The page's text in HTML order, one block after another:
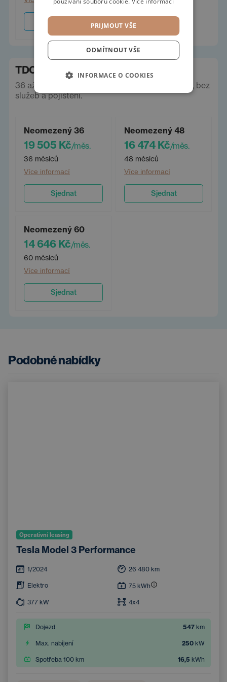
TDC operák
36 až 60 měsíců, neomezeně km. Ceny vč. DPH, bez
služeb a pojištění.
Neomezený 36
19 505 Kč/měs.
36 měsíců
Více informací
Sjednat
Neomezený 48
16 474 Kč/měs.
48 měsíců
Více informací
Sjednat
Neomezený 60
14 646 Kč/měs.
60 měsíců
Více informací
Sjednat
Podobné nabídky
Operativní leasing
Tesla Model 3 Performance
1/2024 26 480 km
Elektro 75 kWh
377 kW 4x4
Dojezd 547 km
Max. nabíjení 250 kW
Spotřeba 100 km 16,5 kWh
PRIJMOUT VŠE
ODMÍTNOUT VŠE
INFORMACE O COOKIES